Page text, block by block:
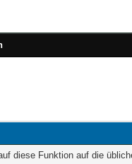
diese Funktion auf die